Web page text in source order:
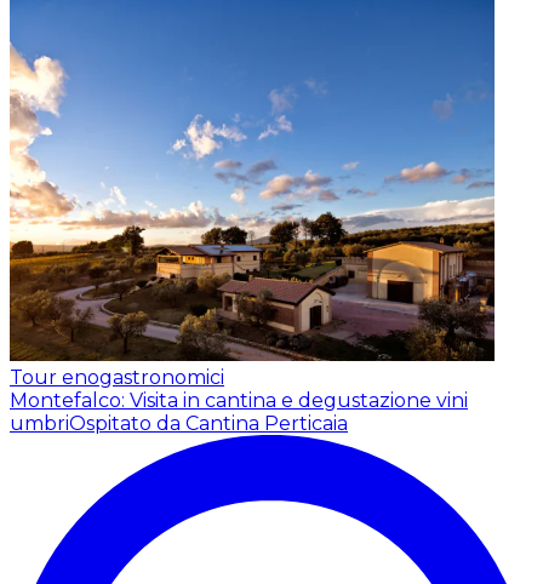
Tour enogastronomici
Montefalco: Visita in cantina e degustazione vini
umbriOspitato da Cantina Perticaia